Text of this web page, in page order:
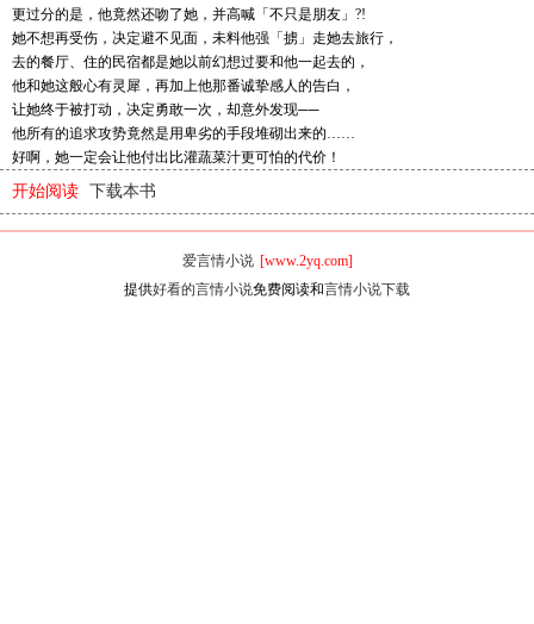
更过分的是，他竟然还吻了她，并高喊「不只是朋友」?!
她不想再受伤，决定避不见面，未料他强「掳」走她去旅行，
去的餐厅、住的民宿都是她以前幻想过要和他一起去的，
他和她这般心有灵犀，再加上他那番诚挚感人的告白，
让她终于被打动，决定勇敢一次，却意外发现──
他所有的追求攻势竟然是用卑劣的手段堆砌出来的……
好啊，她一定会让他付出比灌蔬菜汁更可怕的代价！
开始阅读 下载本书
爱言情小说 [www.2yq.com]
提供好看的言情小说免费阅读和言情小说下载